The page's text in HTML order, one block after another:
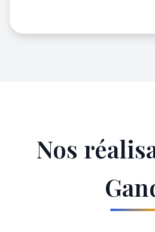
Nos